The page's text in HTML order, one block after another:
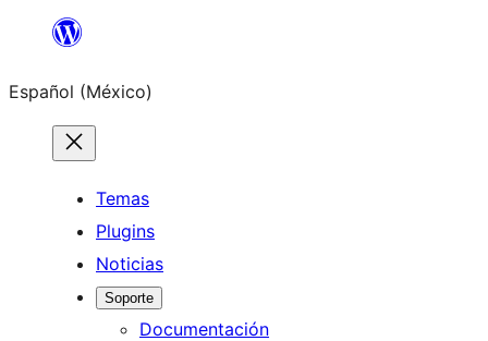
Saltar
contenido
Español (México)
Temas
Plugins
Noticias
Soporte
Documentación